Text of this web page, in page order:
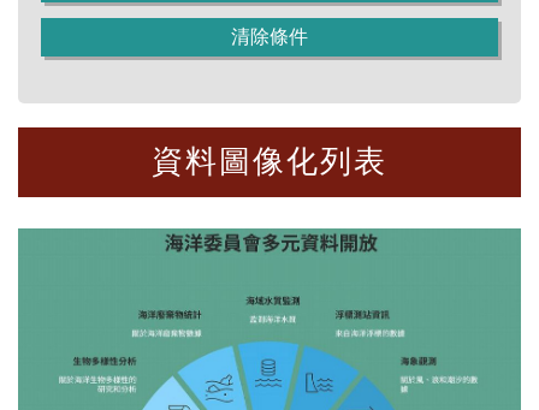
資料圖像化列表